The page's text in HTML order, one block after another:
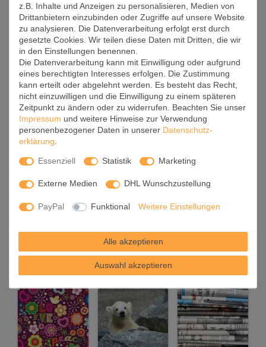
10019 - New
York
10021 - Pferd 10022 - Retro
10023 -
Sonnenunterga
ng
10024 -
10025 -
10026 -
10027 - Strand 10032 - Mops
z.B. Inhalte und Anzeigen zu personalisieren, Medien von
Drittanbietern einzubinden oder Zugriffe auf unsere Website
zu analysieren. Die Datenverarbeitung erfolgt erst durch
gesetzte Cookies. Wir teilen diese Daten mit Dritten, die wir
in den Einstellungen benennen.
Die Datenverarbeitung kann mit Einwilligung oder aufgrund
eines berechtigten Interesses erfolgen. Die Zustimmung
kann erteilt oder abgelehnt werden. Es besteht das Recht,
nicht einzuwilligen und die Einwilligung zu einem späteren
Zeitpunkt zu ändern oder zu widerrufen. Beachten Sie unser
Impressum und weitere Hinweise zur Verwendung
personenbezogener Daten in unserer Daten­schutz­
erklärung
Essenziell Statistik Marketing
Externe Medien DHL Wunschzustellung
PayPal Funktional Weitere Einstellungen
Alle akzeptieren
Auswahl akzeptieren